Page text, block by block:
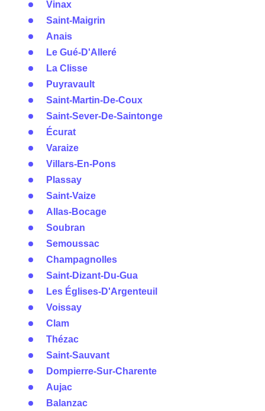
Vinax
Saint-Maigrin
Anais
Le Gué-D'Alleré
La Clisse
Puyravault
Saint-Martin-De-Coux
Saint-Sever-De-Saintonge
Écurat
Varaize
Villars-En-Pons
Plassay
Saint-Vaize
Allas-Bocage
Soubran
Semoussac
Champagnolles
Saint-Dizant-Du-Gua
Les Églises-D'Argenteuil
Voissay
Clam
Thézac
Saint-Sauvant
Dompierre-Sur-Charente
Aujac
Balanzac